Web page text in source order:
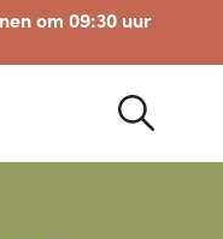
om 09:30 uur